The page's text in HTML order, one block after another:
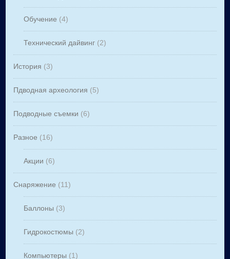
Обучение (4)
Технический дайвинг (2)
История (3)
Пдводная археология (5)
Подводные съемки (6)
Разное (16)
Акции (6)
Снаряжение (11)
Баллоны (3)
Гидрокостюмы (2)
Компьютеры (1)